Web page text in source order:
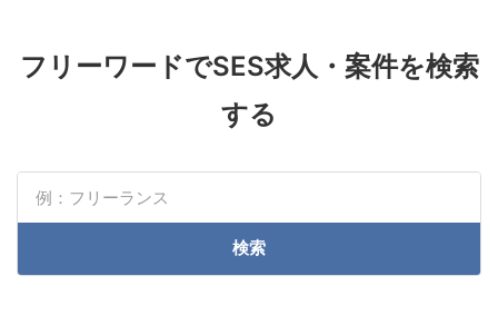
フリーワードでSES求人・案件を検索
する
検索